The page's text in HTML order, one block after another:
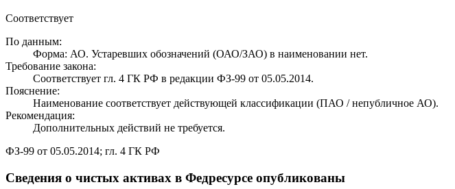
Соответствует
По данным:
Форма: АО. Устаревших обозначений (ОАО/ЗАО) в наименовании нет.
Требование закона:
Соответствует гл. 4 ГК РФ в редакции ФЗ-99 от 05.05.2014.
Пояснение:
Наименование соответствует действующей классификации (ПАО / непубличное АО).
Рекомендация:
Дополнительных действий не требуется.
ФЗ-99 от 05.05.2014; гл. 4 ГК РФ
Сведения о чистых активах в Федресурсе опубликованы